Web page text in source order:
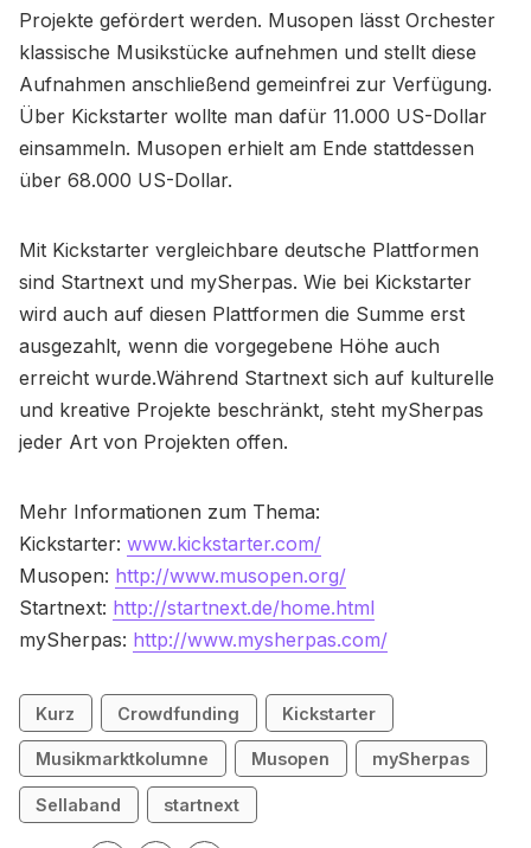
Projekte gefördert werden. Musopen lässt Orchester
klassische Musikstücke aufnehmen und stellt diese
Aufnahmen anschließend gemeinfrei zur Verfügung.
Über Kickstarter wollte man dafür 11.000 US-Dollar
einsammeln. Musopen erhielt am Ende stattdessen
über 68.000 US-Dollar.
Mit Kickstarter vergleichbare deutsche Plattformen
sind Startnext und mySherpas. Wie bei Kickstarter
wird auch auf diesen Plattformen die Summe erst
ausgezahlt, wenn die vorgegebene Höhe auch
erreicht wurde.Während Startnext sich auf kulturelle
und kreative Projekte beschränkt, steht mySherpas
jeder Art von Projekten offen.
Mehr Informationen zum Thema:
Kickstarter: www.kickstarter.com/
Musopen: http://www.musopen.org/
Startnext: http://startnext.de/home.html
mySherpas: http://www.mysherpas.com/
Kurz Crowdfunding Kickstarter
Musikmarktkolumne Musopen mySherpas
Sellaband startnext